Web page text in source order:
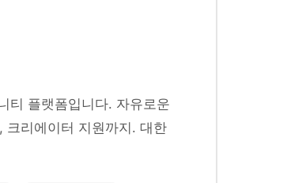
티 플랫폼입니다. 자유로운
크리에이터 지원까지. 대한